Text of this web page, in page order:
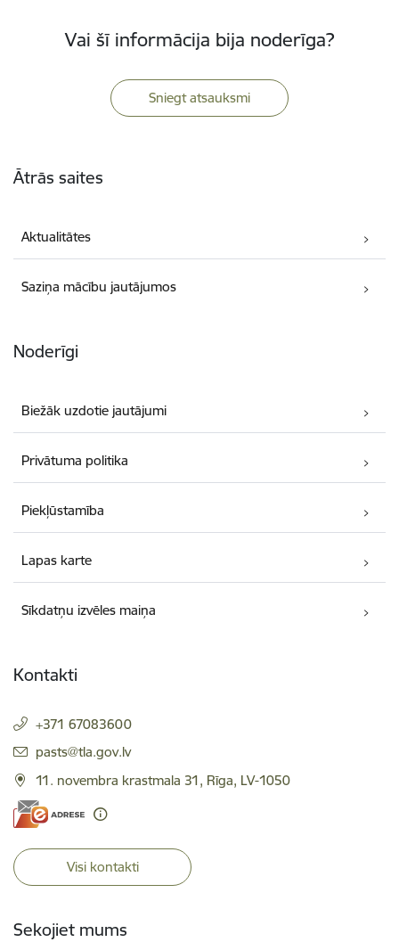
Vai šī informācija bija noderīga?
Sniegt atsauksmi
Ātrās saites
Aktualitātes
Saziņa mācību jautājumos
Noderīgi
Biežāk uzdotie jautājumi
Privātuma politika
Piekļūstamība
Lapas karte
Sīkdatņu izvēles maiņa
Kontakti
+371 67083600
E-pasts:
pasts@tla.gov.lv
11. novembra krastmala 31, Rīga, LV-1050
Visi kontakti
Sekojiet mums